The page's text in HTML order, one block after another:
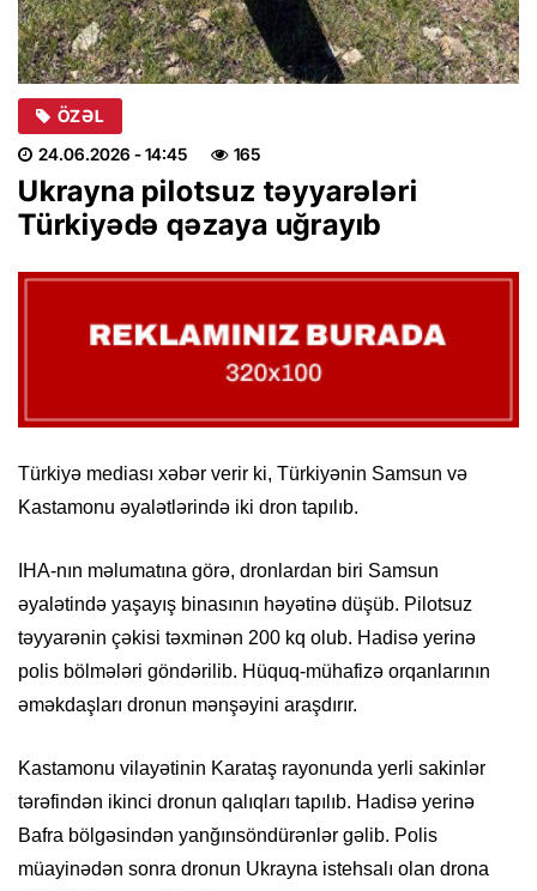
ÖZƏL
24.06.2026 - 14:45 165
Ukrayna pilotsuz təyyarələri
Türkiyədə qəzaya uğrayıb
Türkiyə mediası xəbər verir ki, Türkiyənin Samsun və
Kastamonu əyalətlərində iki dron tapılıb.
IHA-nın məlumatına görə, dronlardan biri Samsun
əyalətində yaşayış binasının həyətinə düşüb. Pilotsuz
təyyarənin çəkisi təxminən 200 kq olub. Hadisə yerinə
polis bölmələri göndərilib. Hüquq-mühafizə orqanlarının
əməkdaşları dronun mənşəyini araşdırır.
Kastamonu vilayətinin Karataş rayonunda yerli sakinlər
tərəfindən ikinci dronun qalıqları tapılıb. Hadisə yerinə
Bafra bölgəsindən yanğınsöndürənlər gəlib. Polis
müayinədən sonra dronun Ukrayna istehsalı olan drona